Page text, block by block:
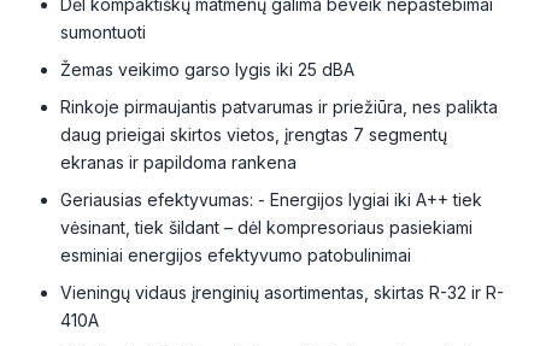
Dėl kompaktiškų matmenų galima beveik nepastebimai
sumontuoti
Žemas veikimo garso lygis iki 25 dBA
Rinkoje pirmaujantis patvarumas ir priežiūra, nes palikta
daug prieigai skirtos vietos, įrengtas 7 segmentų
ekranas ir papildoma rankena
Geriausias efektyvumas: - Energijos lygiai iki A++ tiek
vėsinant, tiek šildant – dėl kompresoriaus pasiekiami
esminiai energijos efektyvumo patobulinimai
Vieningų vidaus įrenginių asortimentas, skirtas R-32 ir R-
410A